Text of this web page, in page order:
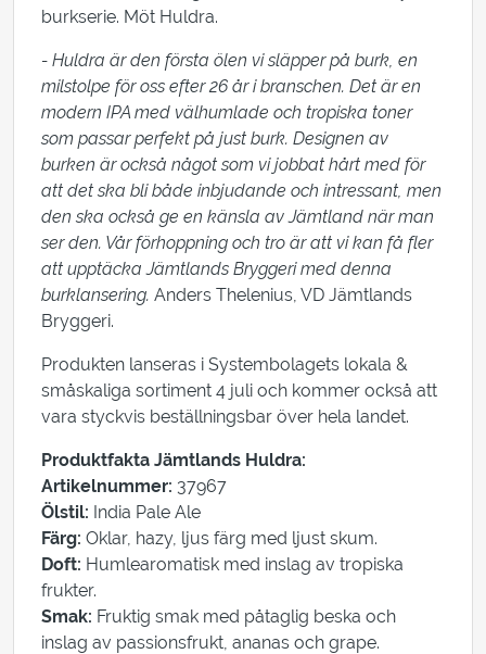
burkserie. Möt Huldra.
- Huldra är den första ölen vi släpper på burk, en
milstolpe för oss efter 26 år i branschen. Det är en
modern IPA med välhumlade och tropiska toner
som passar perfekt på just burk. Designen av
burken är också något som vi jobbat hårt med för
att det ska bli både inbjudande och intressant, men
den ska också ge en känsla av Jämtland när man
ser den. Vår förhoppning och tro är att vi kan få fler
att upptäcka Jämtlands Bryggeri med denna
burklansering. Anders Thelenius, VD Jämtlands
Bryggeri.
Produkten lanseras i Systembolagets lokala &
småskaliga sortiment 4 juli och kommer också att
vara styckvis beställningsbar över hela landet.
Produktfakta Jämtlands Huldra:
Artikelnummer: 37967
Ölstil: India Pale Ale
Färg: Oklar, hazy, ljus färg med ljust skum.
Doft: Humlearomatisk med inslag av tropiska
frukter.
Smak: Fruktig smak med påtaglig beska och
inslag av passionsfrukt, ananas och grape.